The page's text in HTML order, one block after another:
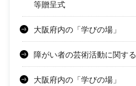
等贈呈式
大阪府内の「学びの場」
障がい者の芸術活動に関す
大阪府内の「学びの場」